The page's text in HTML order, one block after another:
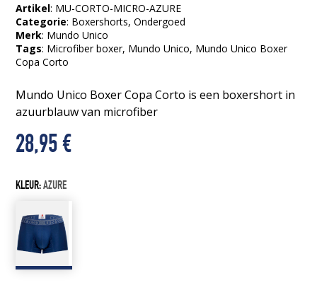
Artikel: MU-CORTO-MICRO-AZURE
Categorie: Boxershorts,Ondergoed
Merk: Mundo Unico
Tags: Microfiber boxer, Mundo Unico, Mundo Unico Boxer
Copa Corto
Mundo Unico Boxer Copa Corto is een boxershort in
azuurblauw van microfiber
28,95€
KLEUR:AZURE